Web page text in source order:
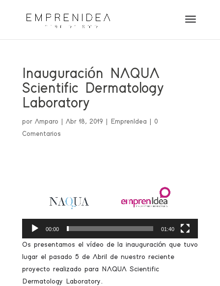
Inauguración NAQUA
Scientific Dermatology
Laboratory
por Amparo Abr 18, 2019 EmprenIdea
0
Comentarios
00:00 01:40
Os presentamos el vídeo de la inauguración que tuvo
lugar el pasado 5 de Abril de nuestro reciente
proyecto realizado para NAQUA Scientific
Dermatology Laboratory.